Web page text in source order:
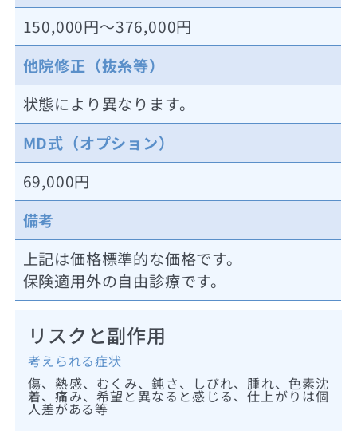
150,000円～376,000円
他院修正（抜糸等）
状態により異なります。
MD式（オプション）
69,000円
備考
上記は価格標準的な価格です。
保険適用外の自由診療です。
リスクと副作用
考えられる症状
傷、熱感、むくみ、鈍さ、しびれ、腫れ、色素沈
着、痛み、希望と異なると感じる、仕上がりは個
人差がある等